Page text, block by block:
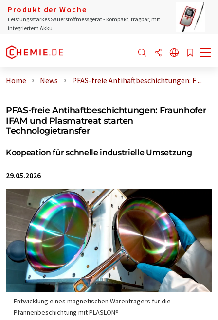
Produkt der Woche
Leistungsstarkes Sauerstoffmessgerät - kompakt, tragbar, mit
integriertem Akku
Home News PFAS-freie Antihaftbeschichtungen: F ...
PFAS-freie Antihaftbeschichtungen: Fraunhofer
IFAM und Plasmatreat starten
Technologietransfer
Koopeation für schnelle industrielle Umsetzung
29.05.2026
Entwicklung eines magnetischen Warenträgers für die
Pfannenbeschichtung mit PLASLON®